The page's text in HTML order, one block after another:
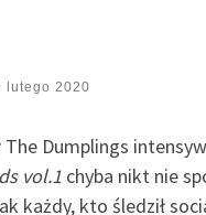
lutego 2020
Dumplings
vol.1 chyba nikt nie
każdy, kto śledził